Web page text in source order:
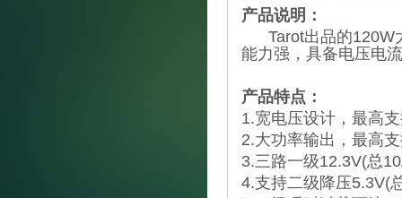
产品说明：
Tarot出品的120W
能力强，具备电压电
产品特点：
1.宽电压设计，最高
2.大功率输出，最高
3.三路一级12.3V(总
4.支持二级降压5.3V(